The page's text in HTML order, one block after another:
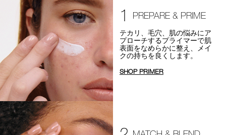
1 PREPARE & PRIME
テカリ、毛穴、肌の悩みにア
プローチするプライマーで肌
表面をなめらかに整え、メイ
クの持ちを良くします。
SHOP PRIMER